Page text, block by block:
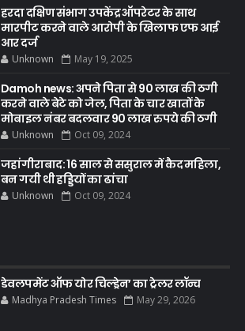
हरदा दक्षिण संभाग उपकेंद्र ऑपरेटर के साथ
मारपीट करने वाले आरोपी के खिलाफ एफ आई
आर दर्ज
Unknown May 19, 2025
Damoh news: अपने पिता से 90 लाख की ठगी
करने वाले बेटे को जेल, पिता के चार खातों के
मोबाइल नंबर बदलवार 90 लाख रुपये की ठगी
Unknown Oct 09, 2024
जहांगीराबाद: 16 साल से ससुराल में कैद महिला,
बन गयी थी हड्डियों का ढांचा
Unknown Oct 09, 2024
डेवलपमेंट ऑफ योर चिल्ड्रेन’ का ट्रेलर लॉन्च
Madhya Pradesh Times May 29, 2026